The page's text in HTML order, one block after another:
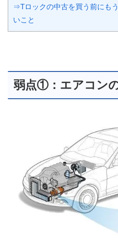
⇒Tロックの中古を買う前にも
いこと
弱点①：エアコン